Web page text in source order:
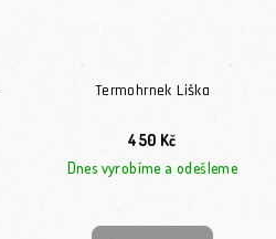
Termohrnek Liška
450 Kč
Dnes vyrobíme a odešleme